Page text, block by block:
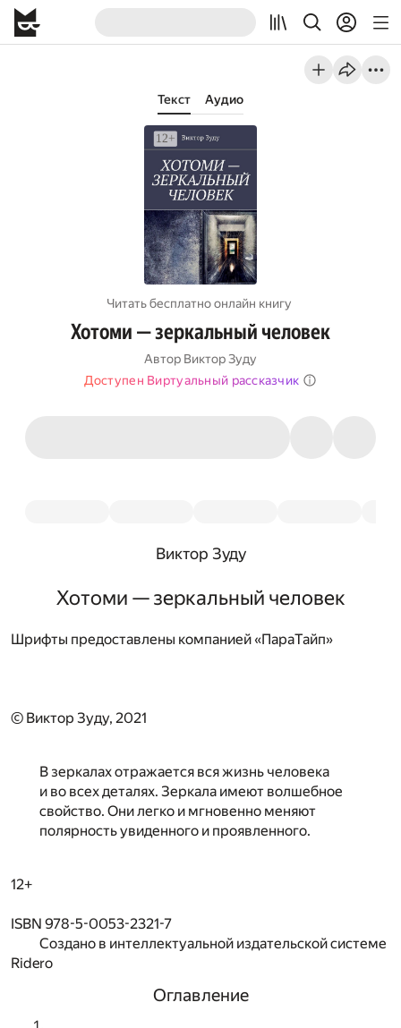
Текст Аудио
Читать бесплатно онлайн книгу
Хотоми — зеркальный человек
Автор Виктор Зуду
Доступен Виртуальный рассказчик
Виктор Зуду
Хотоми — зеркальный человек
Шрифты предоставлены компанией «ПараТайп»
© Виктор Зуду, 2021
В зеркалах отражается вся жизнь человека
и во всех деталях. Зеркала имеют волшебное
свойство. Они легко и мгновенно меняют
полярность увиденного и проявленного.
12+
ISBN 978-5-0053-2321-7
Создано в интеллектуальной издательской системе
Ridero
Оглавление